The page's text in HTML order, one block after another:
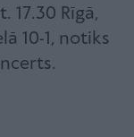
17.30 Rīgā,
10-1, notiks